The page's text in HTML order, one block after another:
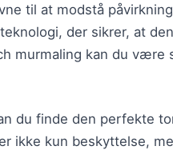
til at modstå
der sikrer, at
murmaling kan du
du finde den perfekte
ikke kun beskyttelse,